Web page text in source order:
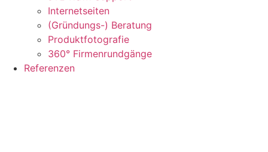
Internetseiten
(Gründungs-) Beratung
Produktfotografie
360° Firmenrundgänge
Referenzen